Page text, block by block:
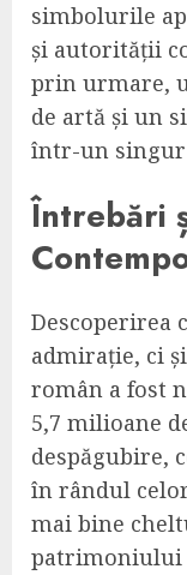
simbolurile
și autorității
prin urmare,
de artă și un
într-un singur
Întrebări
Descoperirea
admirație, ci
român a fost
5,7 milioane
despăgubire,
în rândul
mai bine
patrimoniului